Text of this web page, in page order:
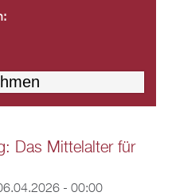
Das Mittelalter für
- 00:00